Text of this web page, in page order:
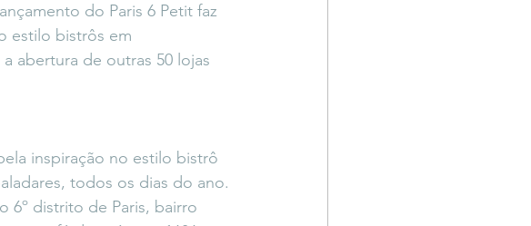
do Paris 6 Petit faz
estilo bistrôs em
abertura de outras 50 lojas
inspiração no estilo bistrô
todos os dias do ano.
6º distrito de Paris, bairro